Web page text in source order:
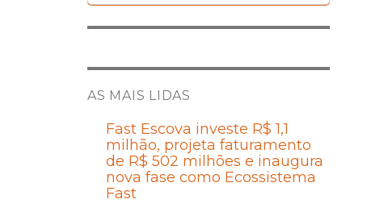
AS MAIS LIDAS
Fast Escova investe R$ 1,1
milhão, projeta faturamento
de R$ 502 milhões e inaugura
nova fase como Ecossistema
Fast